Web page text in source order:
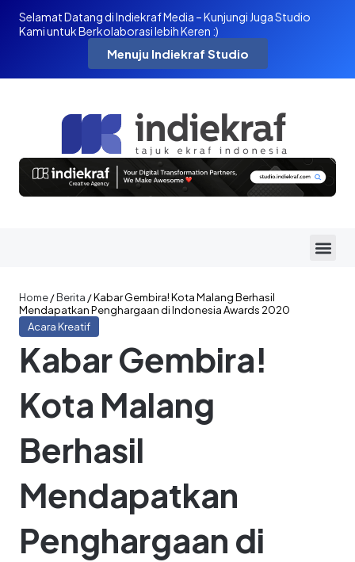
Selamat Datang di Indiekraf Media – Kunjungi Juga Studio
Kami untuk Berkolaborasi lebih Keren :)
Menuju Indiekraf Studio
Home/Berita /Kabar Gembira! Kota Malang Berhasil
Mendapatkan Penghargaan di Indonesia Awards 2020
Acara Kreatif
Kabar Gembira!
Kota Malang
Berhasil
Mendapatkan
Penghargaan di